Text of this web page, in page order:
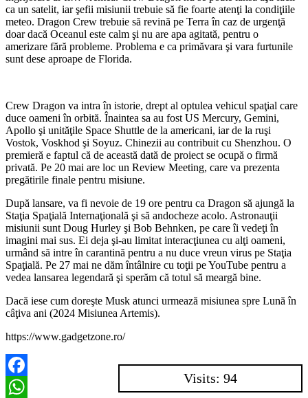
ca un satelit, iar şefii misiunii trebuie să fie foarte atenţi la condiţiile
meteo. Dragon Crew trebuie să revină pe Terra în caz de urgenţă
doar dacă Oceanul este calm şi nu are apa agitată, pentru o
amerizare fără probleme. Problema e ca primăvara şi vara furtunile
sunt dese aproape de Florida.
Crew Dragon va intra în istorie, drept al optulea vehicul spaţial care
duce oameni în orbită. Înaintea sa au fost US Mercury, Gemini,
Apollo şi unităţile Space Shuttle de la americani, iar de la ruşi
Vostok, Voskhod şi Soyuz. Chinezii au contribuit cu Shenzhou. O
premieră e faptul că de această dată de proiect se ocupă o firmă
privată. Pe 20 mai are loc un Review Meeting, care va prezenta
pregătirile finale pentru misiune.
După lansare, va fi nevoie de 19 ore pentru ca Dragon să ajungă la
Staţia Spaţială Internaţională şi să andocheze acolo. Astronauţii
misiunii sunt Doug Hurley şi Bob Behnken, pe care îi vedeţi în
imagini mai sus. Ei deja şi-au limitat interacţiunea cu alţi oameni,
urmând să intre în carantină pentru a nu duce vreun virus pe Staţia
Spaţială. Pe 27 mai ne dăm întâlnire cu toţii pe YouTube pentru a
vedea lansarea legendară şi sperăm că totul să meargă bine.
Dacă iese cum doreşte Musk atunci urmează misiunea spre Lună în
câţiva ani (2024 Misiunea Artemis).
https://www.gadgetzone.ro/
Visits: 94
Facebook